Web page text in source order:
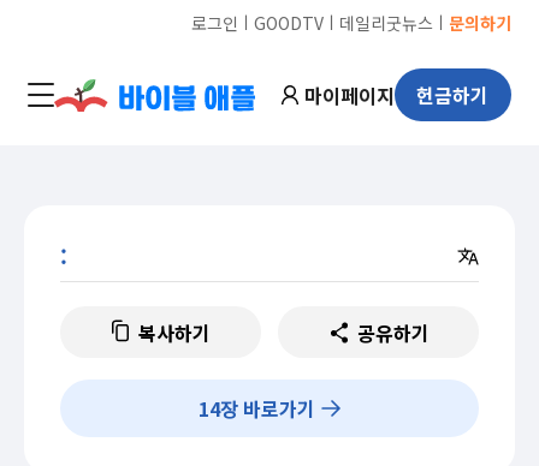
로그인 ㅣ GOODTVㅣ 데일리굿뉴스 ㅣ 문의하기
마이페이지 헌금하기
:
복사하기 공유하기
14장 바로가기